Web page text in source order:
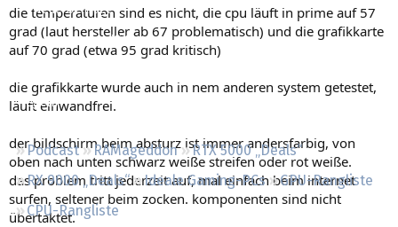
Neue Beiträge
Neueste Aktivitäten
Regeln
Podcast RAMageddon
RTX 5000 „Deals“
RX 9000 „Deals“
Ideale Gaming-PCs
GPU-Rangliste
CPU-Rangliste
die temperaturen sind es nicht, die cpu läuft in prime auf 57
grad (laut hersteller ab 67 problematisch) und die grafikkarte
auf 70 grad (etwa 95 grad kritisch)
die grafikkarte wurde auch in nem anderen system getestet,
läuft einwandfrei.
der bildschirm beim absturz ist immer andersfarbig, von
oben nach unten schwarz weiße streifen oder rot weiße.
das problem tritt jederzeit auf, mal einfach beim internet
surfen, seltener beim zocken. komponenten sind nicht
übertaktet.